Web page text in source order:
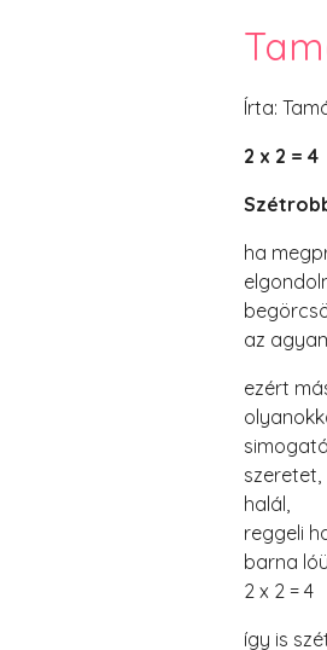
Írta:
2 x 2 = 4
ha
az
ezért
szeretet,
halál,
reggeli
barna
2 x 2 = 4
így is